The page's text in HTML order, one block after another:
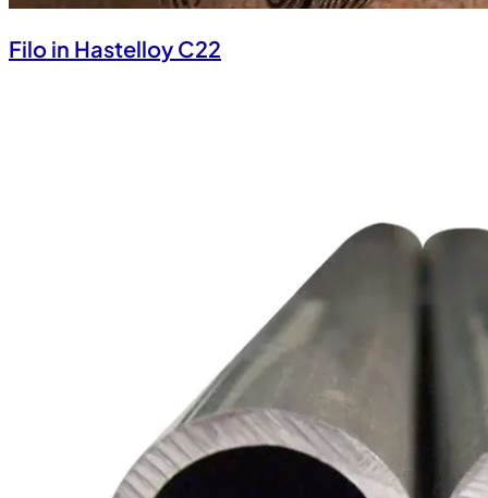
Filo in Hastelloy C22